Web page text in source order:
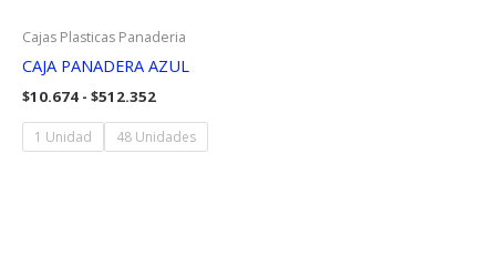
Cajas Plasticas Panaderia
CAJA PANADERA AZUL
$10.674 - $512.352
precios:
desde
1 Unidad 48 Unidades